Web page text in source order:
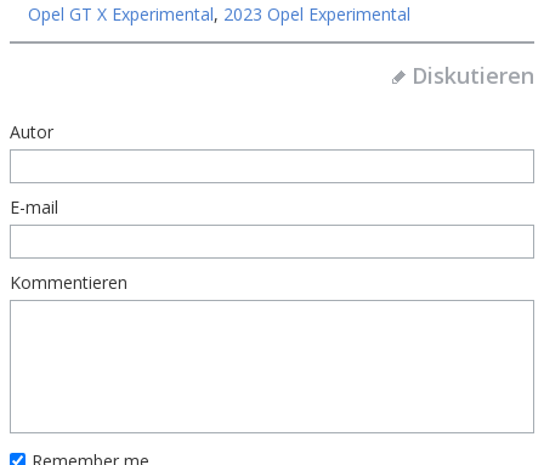
Opel GT X Experimental, 2023 Opel Experimental
Diskutieren
Autor
E-mail
Kommentieren